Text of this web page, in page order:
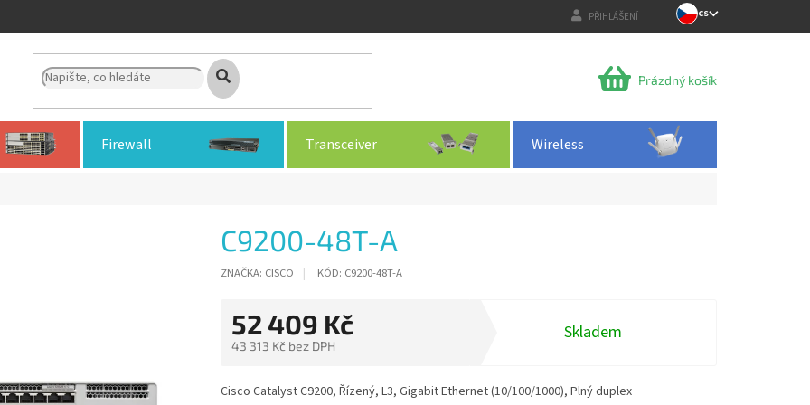
PŘIHLÁŠENÍ CS
NÁKUPNÍ
Prázdný košík
Firewall Transceiver Wireless
C9200-48T-A
ZNAČKA: CISCO KÓD: C9200-48T-A
52 409 Kč
43 313 Kč bez DPH
cena:
Skladem
Cisco Catalyst C9200, Řízený, L3, Gigabit Ethernet (10/100/1000), Plný duplex